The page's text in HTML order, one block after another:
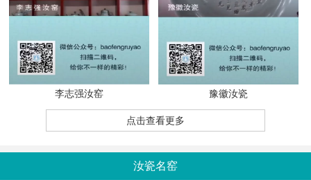
李志强汝窑 豫徽汝瓷
点击查看更多
汝瓷名窑